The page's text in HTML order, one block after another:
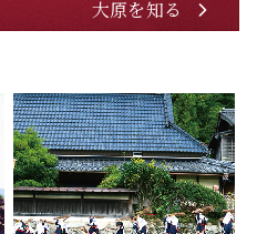
大原を知る